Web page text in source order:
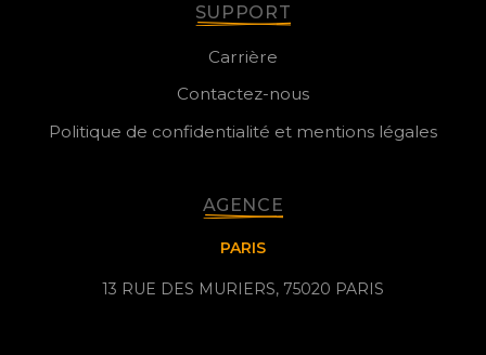
SUPPORT
Carrière
Contactez-nous
Politique de confidentialité et mentions légales
AGENCE
PARIS
13 RUE DES MURIERS, 75020 PARIS